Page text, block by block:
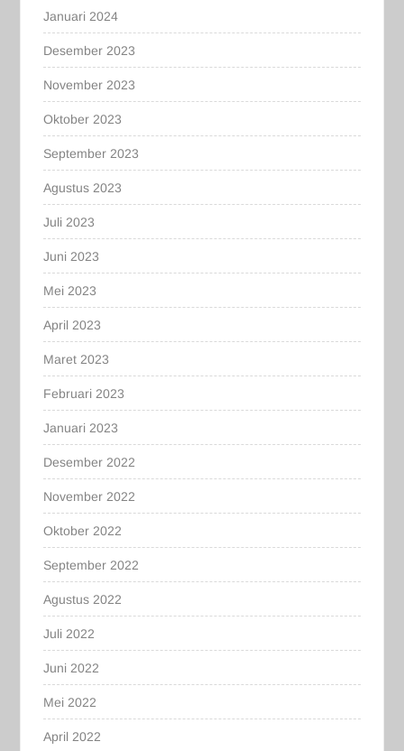
Januari 2024
Desember 2023
November 2023
Oktober 2023
September 2023
Agustus 2023
Juli 2023
Juni 2023
Mei 2023
April 2023
Maret 2023
Februari 2023
Januari 2023
Desember 2022
November 2022
Oktober 2022
September 2022
Agustus 2022
Juli 2022
Juni 2022
Mei 2022
April 2022